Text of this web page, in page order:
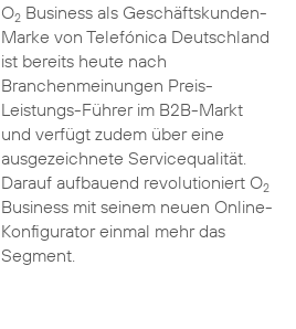
O2Business als Geschäftskunden-
Marke von Telefónica Deutschland
ist bereits heute nach
Branchenmeinungen Preis-
Leistungs-Führer im B2B-Markt
und verfügt zudem über eine
ausgezeichnete Servicequalität.
Darauf aufbauend revolutioniert O2
Business mit seinem neuen Online-
Konfigurator einmal mehr das
Segment.